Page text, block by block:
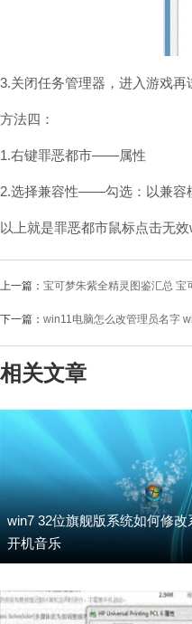
3.关闭任务管理器，进入游戏再
方法四：
1.右键罪恶都市——属性
2.选择兼容性——勾选：以兼容
以上就是罪恶都市鼠标点击无
上一篇： 宝可梦朱紫全精灵图鉴汇总 宝
下一篇： win11电脑怎么改管理员名字
相关文章
win7 32位旗舰版系统如何修改
开机音乐